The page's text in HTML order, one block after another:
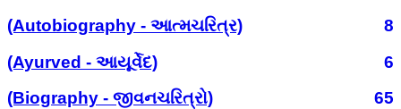
(Autobiography - આત્મચરિત્ર)
8
(Ayurved - આયૂર્વેદ)
6
(Biography - જીવનચરિત્રો)
65